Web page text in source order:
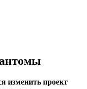
изменить проект